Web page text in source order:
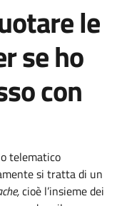
le
se ho
con
telematico
si tratta di un
cioè l’insieme dei